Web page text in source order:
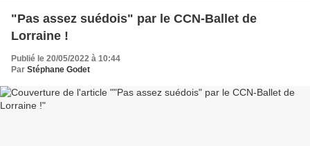
"Pas assez suédois" par le CCN-Ballet de
Lorraine !
Publié le 20/05/2022 à 10:44
Par Stéphane Godet